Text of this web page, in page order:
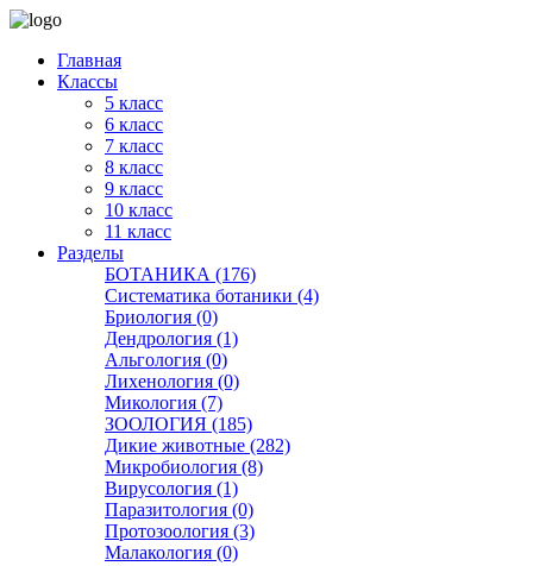
Главная
Классы
5 класс
6 класс
7 класс
8 класс
9 класс
10 класс
11 класс
Разделы
БОТАНИКА (176)
Систематика ботаники (4)
Бриология (0)
Дендрология (1)
Альгология (0)
Лихенология (0)
Микология (7)
ЗООЛОГИЯ (185)
Дикие животные (282)
Микробиология (8)
Вирусология (1)
Паразитология (0)
Протозоология (3)
Малакология (0)